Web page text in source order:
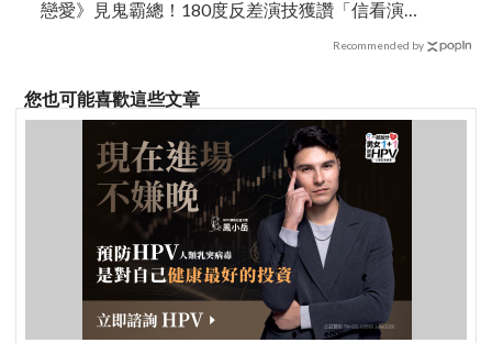
戀愛》見鬼霸總！180度反差演技獲讚「信看演
Recommended by
您也可能喜歡這些文章